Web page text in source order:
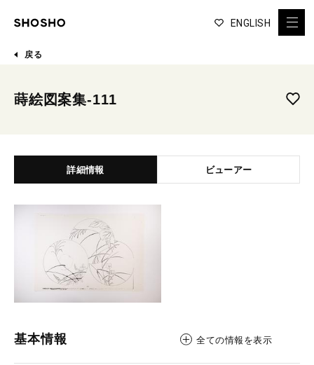
ENGLISH
戻る
蒔絵図案集-111
詳細情報 ビューアー
基本情報 全ての情報を表示